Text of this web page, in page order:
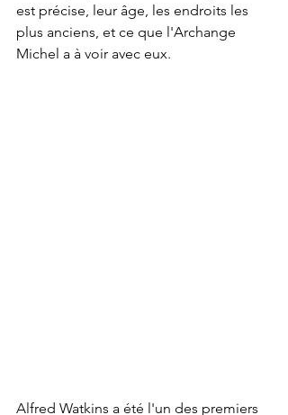
est précise, leur âge, les endroits les
plus anciens, et ce que l'Archange
Michel a à voir avec eux.
Alfred Watkins a été l'un des premiers